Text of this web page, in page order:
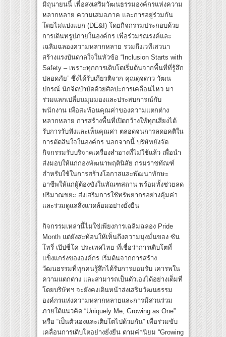
มิถุนายนนี้ เพื่อส่งเสริมวัฒนธรรมองค์กรแห่งความ
หลากหลาย ความเสมอภาค และการอยู่ร่วมกัน
โดยไม่แบ่งแยก (DE&I) โดยกิจกรรมประกอบด้วย
การเดินทรูปภายในองค์กร เพื่อร่วมรณรงค์และ
เฉลิมฉลองความหลากหลาย รวมถึงเวทีเสวนา
สร้างแรงบันดาลใจในหัวข้อ “Inclusion Starts with
Safety – เพราะทุกการเติบโตเริ่มต้นจากพื้นที่ที่รู้สึก
ปลอดภัย” ซึ่งได้รับเกียรติจาก คุณดุจดาว วัฒน
ปกรณ์ นักจิตบำบัดด้วยศิลปะการเคลื่อนไหว มา
ร่วมแลกเปลี่ยนมุมมองและประสบการณ์กับ
พนักงาน เพื่อสะท้อนคุณค่าของความแตกต่าง
หลากหลาย การสร้างพื้นที่เปิดกว้างให้ทุกเสียงได้
รับการรับฟังและเห็นคุณค่า ตลอดจนการลดอคติใน
การตัดสินใจในองค์กร นอกจากนี้ บริษัทยังจัด
กิจกรรมรับบริจาคเครื่องสำอางที่ไม่ใช้แล้ว เพื่อนำ
ส่งมอบให้แก่กองพัฒนาพฤตินิสัย กรมราชทัณฑ์
สำหรับใช้ในการสร้างโอกาสและพัฒนาทักษะ
อาชีพให้แก่ผู้ต้องขังในทัณฑสถาน พร้อมทั้งช่วยลด
ปริมาณขยะ ส่งเสริมการใช้ทรัพยากรอย่างคุ้มค่า
และร่วมดูแลสิ่งแวดล้อมอย่างยั่งยืน
กิจกรรมเหล่านี้ไม่ใช่เพียงการเฉลิมฉลอง Pride
Month แต่ยังสะท้อนให้เห็นถึงความมุ่งมั่นของ ซัน
โทรี่ เป๊ปซี่โค ประเทศไทย ที่เชื่อว่าการเติบโตที่
แข็งแกร่งขององค์กร เริ่มต้นจากการสร้าง
วัฒนธรรมที่ทุกคนรู้สึกได้รับการยอมรับ เคารพใน
ความแตกต่าง และสามารถเป็นตัวเองได้อย่างเต็มที่
โดยบริษัทฯ จะยังคงเดินหน้าส่งเสริมวัฒนธรรม
องค์กรแห่งความหลากหลายและการมีส่วนร่วม
ภายใต้แนวคิด “Uniquely Me, Growing as One”
หรือ “เป็นตัวเองและเติบโตไปด้วยกัน” เพื่อร่วมขับ
เคลื่อนการเติบโตอย่างยั่งยืน ตามค่านิยม “Growing